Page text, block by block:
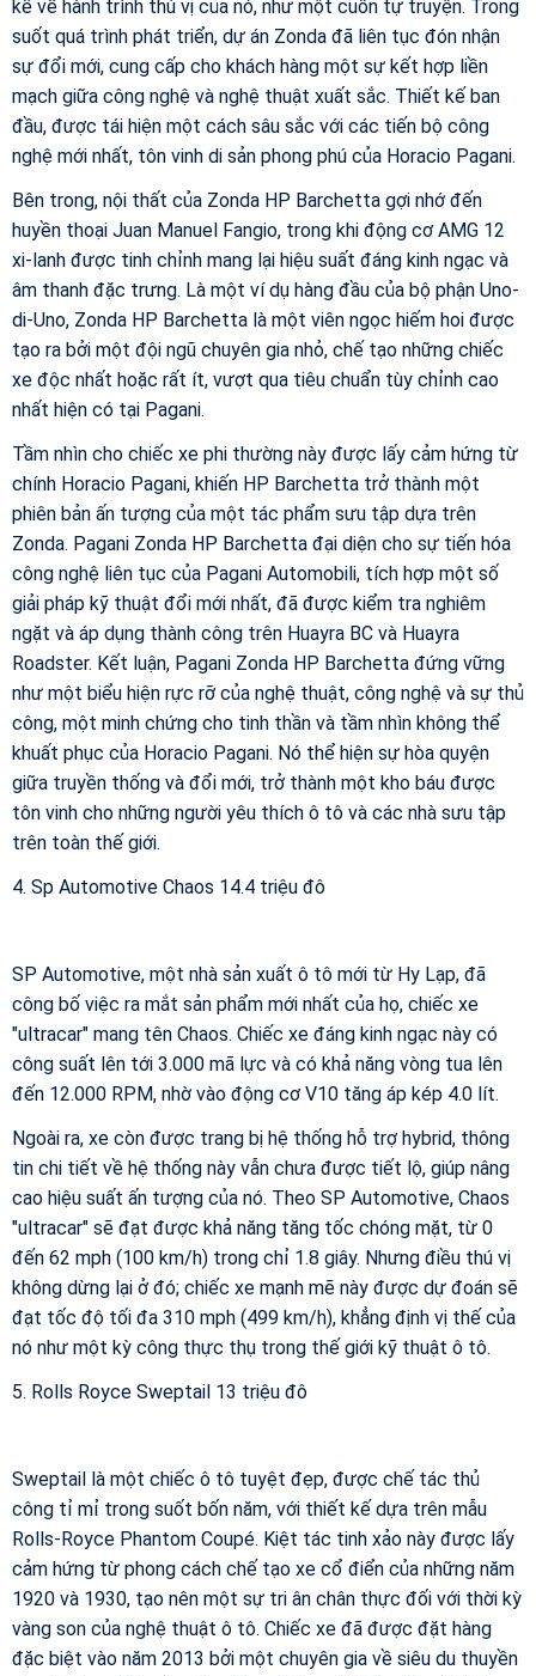
kể về hành trình thú vị của nó, như một cuốn tự truyện. Trong
suốt quá trình phát triển, dự án Zonda đã liên tục đón nhận
sự đổi mới, cung cấp cho khách hàng một sự kết hợp liền
mạch giữa công nghệ và nghệ thuật xuất sắc. Thiết kế ban
đầu, được tái hiện một cách sâu sắc với các tiến bộ công
nghệ mới nhất, tôn vinh di sản phong phú của Horacio Pagani.
Bên trong, nội thất của Zonda HP Barchetta gợi nhớ đến
huyền thoại Juan Manuel Fangio, trong khi động cơ AMG 12
xi-lanh được tinh chỉnh mang lại hiệu suất đáng kinh ngạc và
âm thanh đặc trưng. Là một ví dụ hàng đầu của bộ phận Uno-
di-Uno, Zonda HP Barchetta là một viên ngọc hiếm hoi được
tạo ra bởi một đội ngũ chuyên gia nhỏ, chế tạo những chiếc
xe độc nhất hoặc rất ít, vượt qua tiêu chuẩn tùy chỉnh cao
nhất hiện có tại Pagani.
Tầm nhìn cho chiếc xe phi thường này được lấy cảm hứng từ
chính Horacio Pagani, khiến HP Barchetta trở thành một
phiên bản ấn tượng của một tác phẩm sưu tập dựa trên
Zonda. Pagani Zonda HP Barchetta đại diện cho sự tiến hóa
công nghệ liên tục của Pagani Automobili, tích hợp một số
giải pháp kỹ thuật đổi mới nhất, đã được kiểm tra nghiêm
ngặt và áp dụng thành công trên Huayra BC và Huayra
Roadster. Kết luận, Pagani Zonda HP Barchetta đứng vững
như một biểu hiện rực rỡ của nghệ thuật, công nghệ và sự thủ
công, một minh chứng cho tinh thần và tầm nhìn không thể
khuất phục của Horacio Pagani. Nó thể hiện sự hòa quyện
giữa truyền thống và đổi mới, trở thành một kho báu được
tôn vinh cho những người yêu thích ô tô và các nhà sưu tập
trên toàn thế giới.
4. Sp Automotive Chaos 14.4 triệu đô
SP Automotive, một nhà sản xuất ô tô mới từ Hy Lạp, đã
công bố việc ra mắt sản phẩm mới nhất của họ, chiếc xe
"ultracar" mang tên Chaos. Chiếc xe đáng kinh ngạc này có
công suất lên tới 3.000 mã lực và có khả năng vòng tua lên
đến 12.000 RPM, nhờ vào động cơ V10 tăng áp kép 4.0 lít.
Ngoài ra, xe còn được trang bị hệ thống hỗ trợ hybrid, thông
tin chi tiết về hệ thống này vẫn chưa được tiết lộ, giúp nâng
cao hiệu suất ấn tượng của nó. Theo SP Automotive, Chaos
"ultracar" sẽ đạt được khả năng tăng tốc chóng mặt, từ 0
đến 62 mph (100 km/h) trong chỉ 1.8 giây. Nhưng điều thú vị
không dừng lại ở đó; chiếc xe mạnh mẽ này được dự đoán sẽ
đạt tốc độ tối đa 310 mph (499 km/h), khẳng định vị thế của
nó như một kỳ công thực thụ trong thế giới kỹ thuật ô tô.
5. Rolls Royce Sweptail 13 triệu đô
Sweptail là một chiếc ô tô tuyệt đẹp, được chế tác thủ
công tỉ mỉ trong suốt bốn năm, với thiết kế dựa trên mẫu
Rolls-Royce Phantom Coupé. Kiệt tác tinh xảo này được lấy
cảm hứng từ phong cách chế tạo xe cổ điển của những năm
1920 và 1930, tạo nên một sự tri ân chân thực đối với thời kỳ
vàng son của nghệ thuật ô tô. Chiếc xe đã được đặt hàng
đặc biệt vào năm 2013 bởi một chuyên gia về siêu du thuyền